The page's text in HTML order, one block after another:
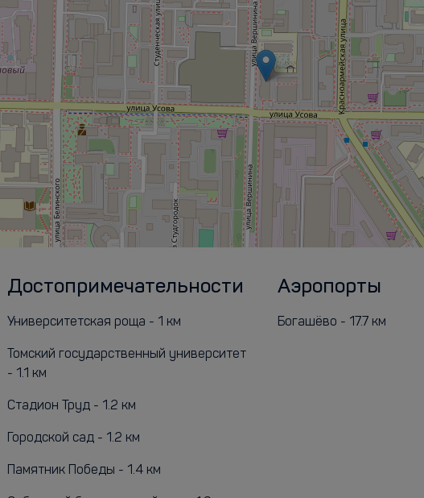
Достопримечательности
Университетская роща - 1 км
Томский государственный университет
- 1.1 км
Стадион Труд - 1.2 км
Городской сад - 1.2 км
Памятник Победы - 1.4 км
Аэропорты
Богашёво - 17.7 км